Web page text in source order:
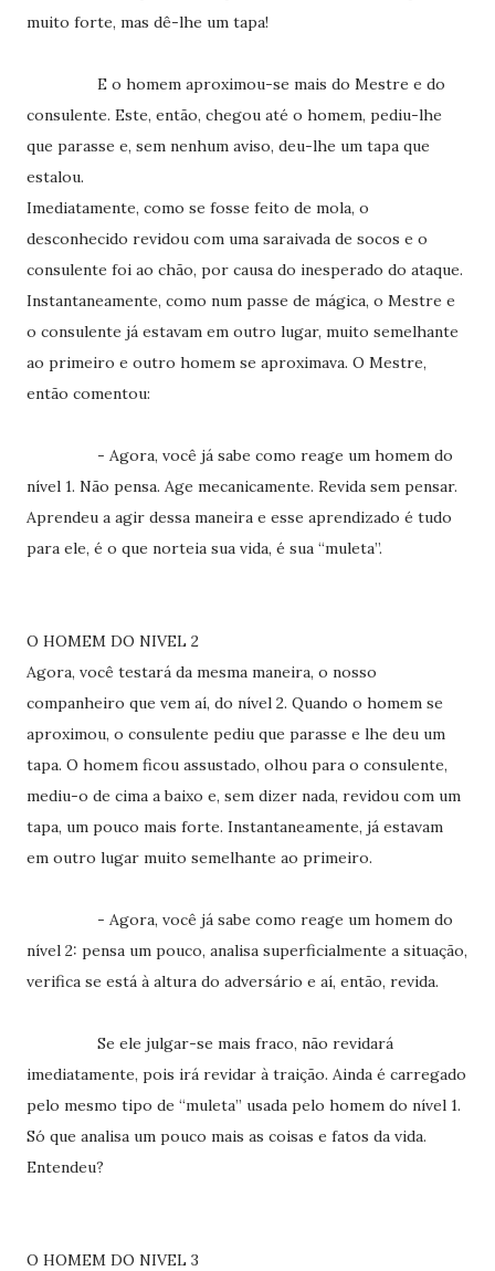
muito forte, mas dê-lhe um tapa!
E o homem aproximou-se mais do Mestre e do
consulente. Este, então, chegou até o homem, pediu-lhe
que parasse e, sem nenhum aviso, deu-lhe um tapa que
estalou.
Imediatamente, como se fosse feito de mola, o
desconhecido revidou com uma saraivada de socos e o
consulente foi ao chão, por causa do inesperado do ataque.
Instantaneamente, como num passe de mágica, o Mestre e
o consulente já estavam em outro lugar, muito semelhante
ao primeiro e outro homem se aproximava. O Mestre,
então comentou:
- Agora, você já sabe como reage um homem do
nível 1. Não pensa. Age mecanicamente. Revida sem pensar.
Aprendeu a agir dessa maneira e esse aprendizado é tudo
para ele, é o que norteia sua vida, é sua “muleta”.
O HOMEM DO NIVEL 2
Agora, você testará da mesma maneira, o nosso
companheiro que vem aí, do nível 2. Quando o homem se
aproximou, o consulente pediu que parasse e lhe deu um
tapa. O homem ficou assustado, olhou para o consulente,
mediu-o de cima a baixo e, sem dizer nada, revidou com um
tapa, um pouco mais forte. Instantaneamente, já estavam
em outro lugar muito semelhante ao primeiro.
- Agora, você já sabe como reage um homem do
nível 2: pensa um pouco, analisa superficialmente a situação,
verifica se está à altura do adversário e aí, então, revida.
Se ele julgar-se mais fraco, não revidará
imediatamente, pois irá revidar à traição. Ainda é carregado
pelo mesmo tipo de “muleta” usada pelo homem do nível 1.
Só que analisa um pouco mais as coisas e fatos da vida.
Entendeu?
O HOMEM DO NIVEL 3